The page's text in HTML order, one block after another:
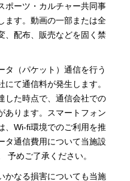
ポーツ・カルチャー共同事
ます。動画の一部または全
、配布、販売などを固く禁
（パケット）通信を行う
て通信料が発生します。
した時点で、通信会社での
あります。スマートフォン
、Wi-fi環境でのご利用を推
タ通信費用について当施設
予めご了承ください。
かなる損害についても当施